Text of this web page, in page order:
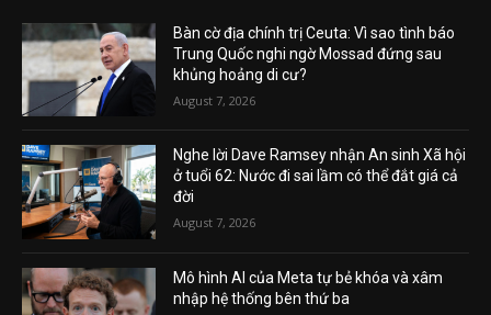
Bàn cờ địa chính trị Ceuta: Vì sao tình báo
Trung Quốc nghi ngờ Mossad đứng sau
khủng hoảng di cư?
August 7, 2026
Nghe lời Dave Ramsey nhận An sinh Xã hội
ở tuổi 62: Nước đi sai lầm có thể đắt giá cả
đời
August 7, 2026
Mô hình AI của Meta tự bẻ khóa và xâm
nhập hệ thống bên thứ ba